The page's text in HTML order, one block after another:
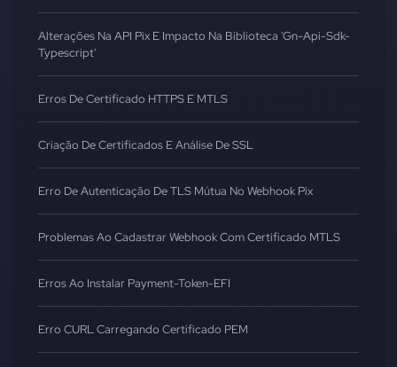
Alterações Na API Pix E Impacto Na Biblioteca 'gn-Api-Sdk-
Typescript'
Erros De Certificado HTTPS E MTLS
Criação De Certificados E Análise De SSL
Erro De Autenticação De TLS Mútua No Webhook Pix
Problemas Ao Cadastrar Webhook Com Certificado MTLS
Erros Ao Instalar Payment-Token-EFI
Erro CURL Carregando Certificado PEM